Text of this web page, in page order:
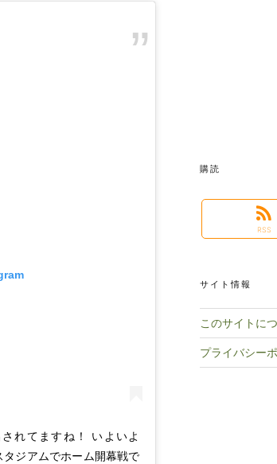
れてますね！ いよいよ
ジアムでホーム開幕戦で
購読
RSS
サイト情報
このサイトに
プライバシー